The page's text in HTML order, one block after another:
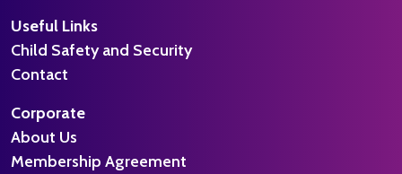
Useful Links
Child Safety and Security
Contact
Corporate
About Us
Membership Agreement